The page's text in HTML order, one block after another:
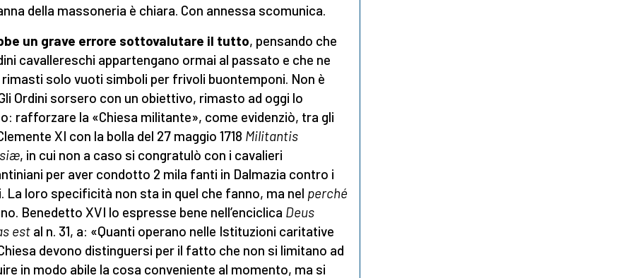
della massoneria è chiara. Con annessa scomunica.
un grave errore sottovalutare il tutto, pensando che
cavallereschi appartengano ormai al passato e che ne
solo vuoti simboli per frivoli buontemponi. Non è
Ordini sorsero con un obiettivo, rimasto ad oggi lo
rafforzare la «Chiesa militante», come evidenziò, tra gli
XI con la bolla del 27 maggio 1718 Militantis
, in cui non a caso si congratulò con i cavalieri
per aver condotto 2 mila fanti in Dalmazia contro i
La loro specificità non sta in quel che fanno, ma nel perché
Benedetto XVI lo espresse bene nell’enciclica Deus
est al n. 31, a: «Quanti operano nelle Istituzioni caritative
devono distinguersi per il fatto che non si limitano ad
in modo abile la cosa conveniente al momento, ma si